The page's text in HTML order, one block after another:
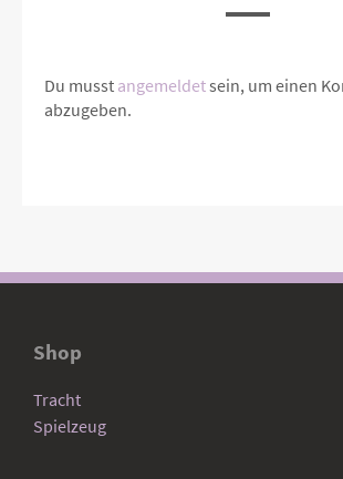
Du musst angemeldetsein, um einen
abzugeben.
Shop
Tracht
Spielzeug